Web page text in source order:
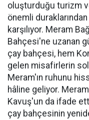
oluşturduğu turizm
önemli
karşılıyor. Meram
Bahçesi'ne uzanan
çay bahçesi, hem
gelen misafirlerin
Meram'ın ruhunu
hâline geliyor.
Kavuş'un da ifade
çay bahçesinin